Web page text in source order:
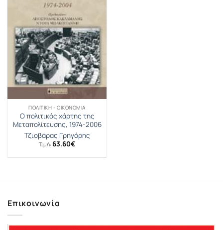
ΠΟΛΙΤΙΚΉ - ΟΙΚΟΝΟΜΊΑ
Ο πολιτικός χάρτης της
Μεταπολίτευσης, 1974-2006
Τζιοβάρας Γρηγόρης
Τιμή: 63.60€
Επικοινωνία